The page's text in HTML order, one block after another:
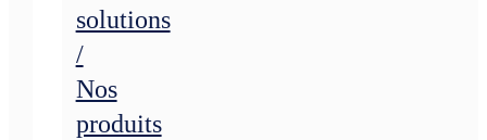
solutions
/
Nos
produits